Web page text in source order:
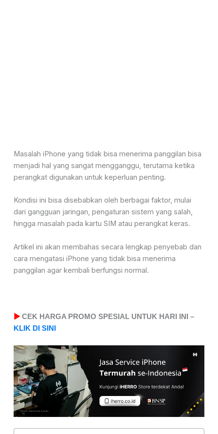
Masalah iPhone yang tidak bisa menerima panggilan bisa
menjadi hal yang sangat mengganggu, terutama ketika
perangkat digunakan untuk keperluan penting.
Kondisi ini bisa disebabkan oleh berbagai faktor, mulai
dari gangguan jaringan, pengaturan sistem yang salah,
hingga masalah pada kartu SIM atau perangkatkeras.
Artikel ini akan membahas secara lengkap penyebab dan
cara mengatasi iPhone yang tidak bisa menerima
panggilan agar kembali berfungsi normal.
▶CEK HARGA PROMO SPESIAL UNTUK HARI INI –
KLIK DI SINI